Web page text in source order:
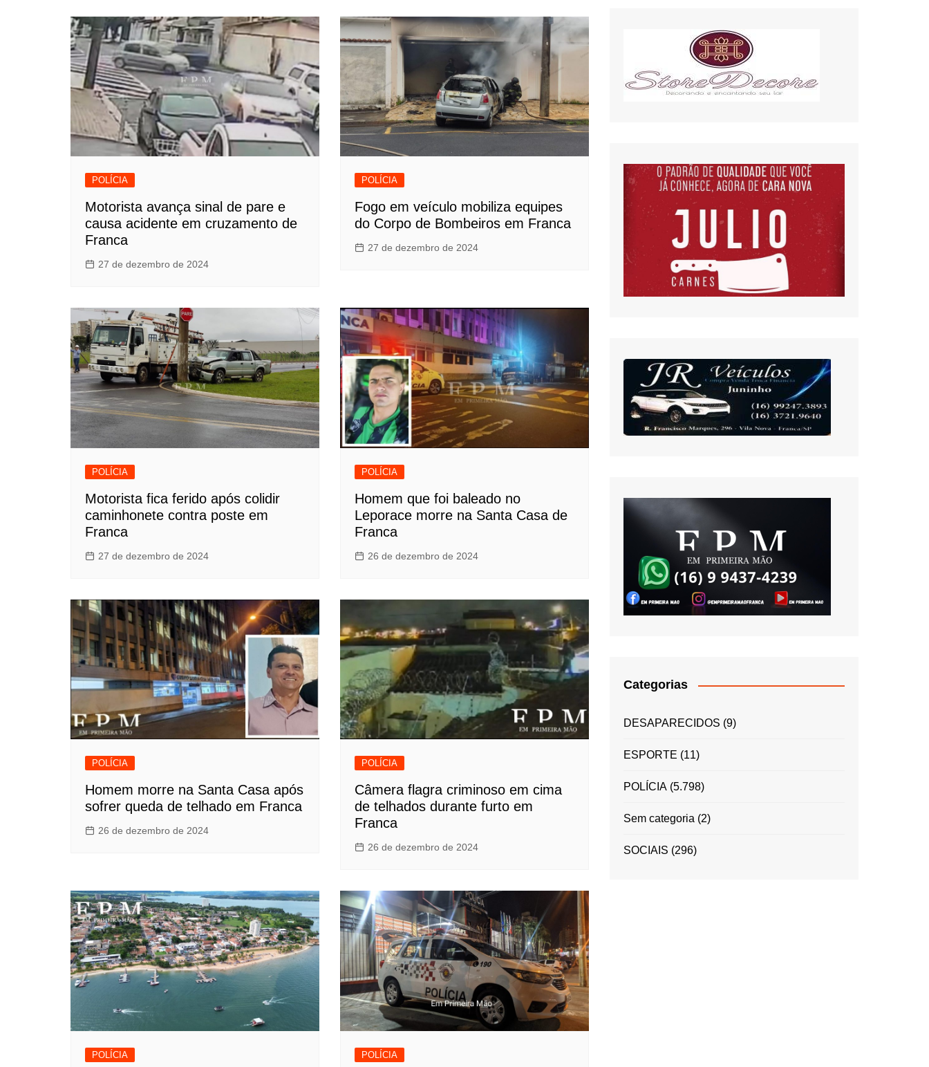
POLÍCIA
Motorista avança sinal de pare e
causa acidente em cruzamento de
Franca
27 de dezembro de 2024
POLÍCIA
Fogo em veículo mobiliza equipes
do Corpo de Bombeiros em Franca
27 de dezembro de 2024
POLÍCIA
Motorista fica ferido após colidir
caminhonete contra poste em
Franca
27 de dezembro de 2024
POLÍCIA
Homem que foi baleado no
Leporace morre na Santa Casa de
Franca
26 de dezembro de 2024
POLÍCIA
Homem morre na Santa Casa após
sofrer queda de telhado em Franca
26 de dezembro de 2024
POLÍCIA
Câmera flagra criminoso em cima
de telhados durante furto em
Franca
26 de dezembro de 2024
POLÍCIA POLÍCIA
Categorias
DESAPARECIDOS (9)
ESPORTE (11)
POLÍCIA (5.798)
Sem categoria (2)
SOCIAIS (296)